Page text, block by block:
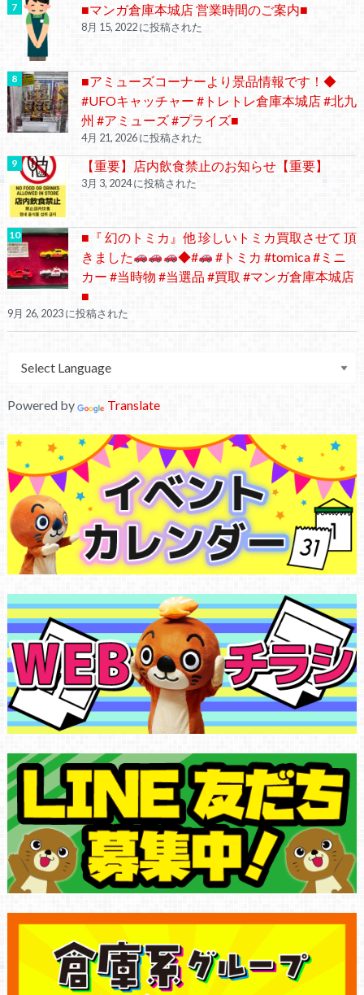
■マンガ倉庫本城店 営業時間のご案内■
8月 15, 2022 に投稿された
■アミューズコーナーより景品情報です！◆
#UFOキャッチャー #トレトレ倉庫本城店 #北九
州 #アミューズ #プライズ■
4月 21, 2026 に投稿された
【重要】店内飲食禁止のお知らせ【重要】
3月 3, 2024 に投稿された
■『 幻のトミカ』他 珍しいトミカ買取させて 頂
きました
◆#
#トミカ #tomica #ミニ
カー #当時物 #当選品 #買取 #マンガ倉庫本城店
■
9月 26, 2023 に投稿された
Powered by Translate